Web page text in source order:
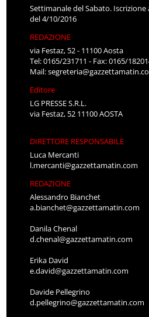
Settimanale del Sabato.
del 4/10/2016
REDAZIONE
via Festaz, 52 - 11100 Aosta
Tel: 0165/231711 - Fax: 0165/
Mail:
Editore
LG PRESSE S.R.L.
via Festaz, 52 11100 AOSTA
DIRETTORE RESPONSABILE
Luca Mercanti
l.mercanti@gazzettamatin.com
REDAZIONE
Alessandro Bianchet
a.bianchet@gazzettamatin.com
Danila Chenal
d.chenal@gazzettamatin.com
Erika David
e.david@gazzettamatin.com
Davide Pellegrino
d.pellegrino@gazzettamatin.com